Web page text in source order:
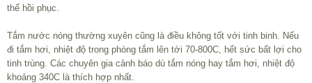
thể hồi phục.
Tắm nước nóng thường xuyên cũng là điều không tốt với tinh binh. Nếu
đi tắm hơi, nhiệt độ trong phòng tắm lên tới 70-800C, hết sức bất lợi cho
tinh trùng. Các chuyên gia cảnh báo dù tắm nóng hay tắm hơi, nhiệt độ
khoảng 340C là thích hợp nhất.